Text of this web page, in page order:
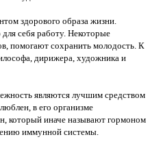
здорового образа жизни.
себя работу. Некоторые
помогают сохранить молодость. К
дирижера, художника и
являются лучшим средством
в его организме
который иначе называют гормоном
иммунной системы.